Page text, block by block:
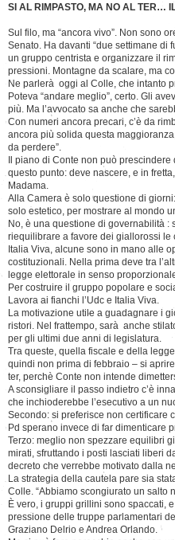
SI AL RIMPASTO, MA NO AL TER…
Sul filo, ma “ancora vivo”. Non sono
Senato. Ha davanti “due settimane di
un gruppo centrista e organizzare il
pressioni. Montagne da scalare, ma
Ne parlerà oggi al Colle, che intanto
Poteva “andare meglio”, certo. Gli
più. Ma l’avvocato sa anche che
Con numeri ancora precari, c’è da
ancora più solida questa
da perdere”.
Il piano di Conte non può
questo punto: deve nascere, e in
Madama.
Alla Camera è solo questione di
solo estetico, per mostrare al mondo
No, è una questione di governabilità
riequilibrare a favore dei giallorossi le
Italia Viva, alcune sono in mano alle
costituzionali. Nella prima deve tra
legge elettorale in senso
Per costruire il gruppo popolare e
Lavora ai fianchi l’Udc e Italia Viva.
La motivazione utile a guadagnare i
ristori. Nel frattempo, sarà anche
per gli ultimi due anni di legislatura.
Tra queste, quella fiscale e della
quindi non prima di febbraio – si
ter, perchè Conte non intende
A sconsigliare il passo indietro c’è
che inchioderebbe l’esecutivo a un
Secondo: si preferisce non certificare
Pd sperano invece di far dimenticare
Terzo: meglio non spezzare equilibri
mirati, sfruttando i posti lasciati liberi
decreto che verrebbe motivato dalla
La strategia della cautela pare sia
Colle. “Abbiamo scongiurato un salto
È vero, i gruppi grillini sono spaccati,
pressione delle truppe parlamentari
Graziano Delrio e Andrea Orlando.